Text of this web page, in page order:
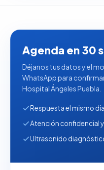
Agenda en 30
Déjanos tus datos y el
WhatsApp para
Hospital Ángeles Puebla.
Respuesta el mismo
Atención confidencial
Ultrasonido